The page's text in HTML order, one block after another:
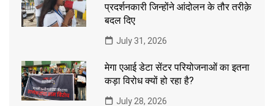
प्रदर्शनकारी जिन्होंने आंदोलन के तौर तरीक़े
बदल दिए
July 31, 2026
मेगा एआई डेटा सेंटर परियोजनाओं का इतना
कड़ा विरोध क्यों हो रहा है?
July 28, 2026